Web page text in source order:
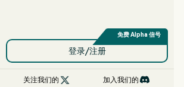
登录/注册
关注我们的  加入我们的